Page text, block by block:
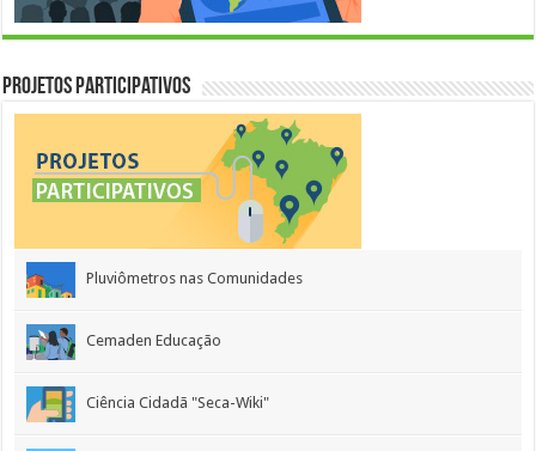
Projetos Participativos
Pluviômetros nas Comunidades
Cemaden Educação
Ciência Cidadã "Seca-Wiki"